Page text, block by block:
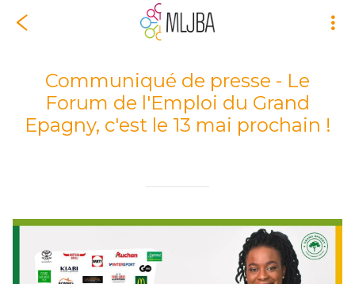
Communiqué de presse - Le
Forum de l'Emploi du Grand
Epagny, c'est le 13 mai prochain !